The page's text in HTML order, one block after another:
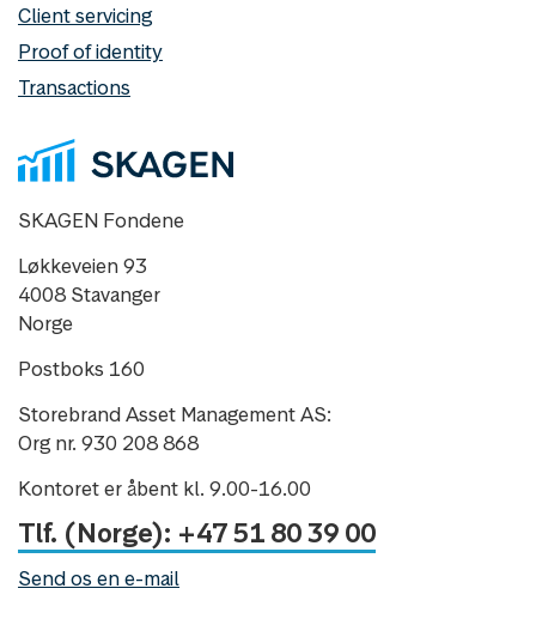
Client servicing
Proof of identity
Transactions
SKAGEN Fondene
Løkkeveien 93
4008 Stavanger
Norge
Postboks 160
Storebrand Asset Management AS:
Org nr. 930 208 868
Kontoret er åbent kl. 9.00-16.00
Tlf. (Norge): +47 51 80 39 00
Send os en e-mail